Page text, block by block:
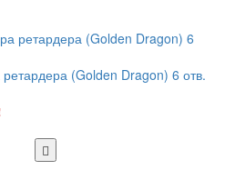
(Golden Dragon) 6 отв.